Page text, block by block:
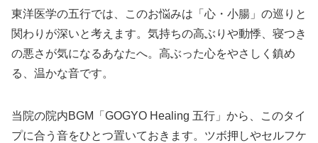
東洋医学の五行では、このお悩みは「心・小腸」の巡りと
関わりが深いと考えます。気持ちの高ぶりや動悸、寝つき
の悪さが気になるあなたへ。高ぶった心をやさしく鎮め
る、温かな音です。
当院の院内BGM「GOGYO Healing 五行」から、このタイ
プに合う音をひとつ置いておきます。ツボ押しやセルフケ